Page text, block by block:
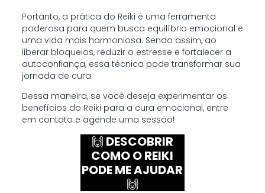
Portanto, a prática do Reiki é uma ferramenta
poderosa para quem busca equilíbrio emocional e
uma vida mais harmoniosa. Sendo assim, ao
liberar bloqueios, reduzir o estresse e fortalecer a
autoconfiança, essa técnica pode transformar sua
jornada de cura.
Dessa maneira, se você deseja experimentar os
benefícios do Reiki para a cura emocional, entre
em contato e agende uma sessão!
🙌 DESCOBRIR
COMO O REIKI
PODE ME AJUDAR
🙌